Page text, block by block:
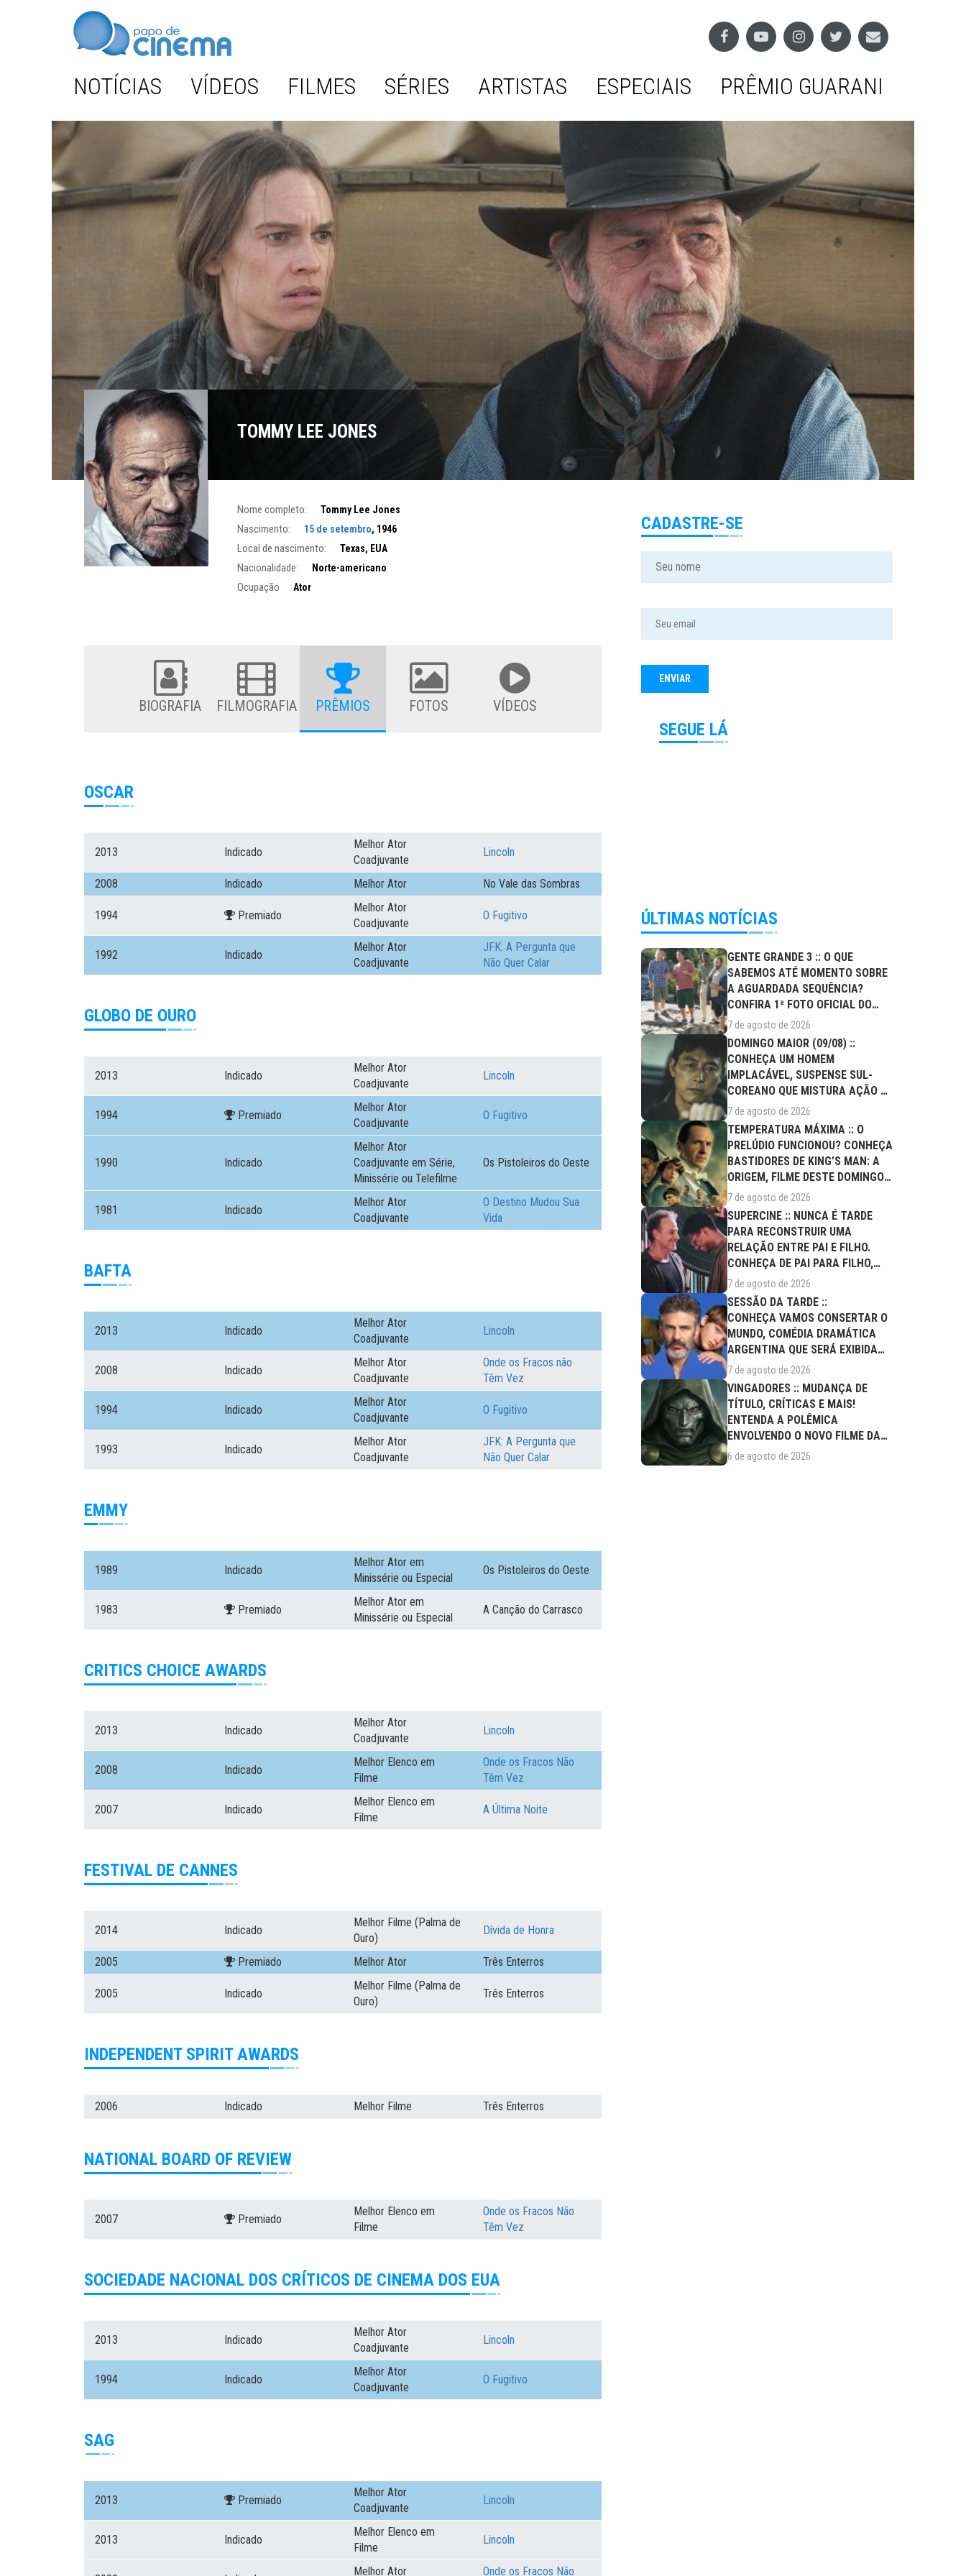
NOTÍCIAS VÍDEOS FILMES SÉRIES ARTISTAS ESPECIAIS PRÊMIO GUARANI
TOMMY LEE JONES
Nome completo: Tommy Lee Jones
Nascimento: 15 de setembro, 1946
Local de nascimento: Texas, EUA
Nacionalidade: Norte-americano
Ocupação Ator
BIOGRAFIA FILMOGRAFIA PRÊMIOS FOTOS VÍDEOS
OSCAR
2013 Indicado
Melhor Ator
Coadjuvante
Lincoln
2008 Indicado Melhor Ator No Vale das Sombras
1994 Premiado
Melhor Ator
Coadjuvante
O Fugitivo
1992 Indicado
Melhor Ator
Coadjuvante
JFK: A Pergunta que
Não Quer Calar
GLOBO DE OURO
2013 Indicado
Melhor Ator
Coadjuvante
Lincoln
1994 Premiado
Melhor Ator
Coadjuvante
O Fugitivo
1990 Indicado
Melhor Ator
Coadjuvante em Série,
Minissérie ou Telefilme
Os Pistoleiros do Oeste
1981 Indicado
Melhor Ator
Coadjuvante
O Destino Mudou Sua
Vida
BAFTA
2013 Indicado
Melhor Ator
Coadjuvante
Lincoln
2008 Indicado
Melhor Ator
Coadjuvante
Onde os Fracos não
Têm Vez
1994 Indicado
Melhor Ator
Coadjuvante
O Fugitivo
1993 Indicado
Melhor Ator
Coadjuvante
JFK: A Pergunta que
Não Quer Calar
EMMY
1989 Indicado
Melhor Ator em
Minissérie ou Especial
Os Pistoleiros do Oeste
1983 Premiado
Melhor Ator em
Minissérie ou Especial
A Canção do Carrasco
CRITICS CHOICE AWARDS
2013 Indicado
Melhor Ator
Coadjuvante
Lincoln
2008 Indicado
Melhor Elenco em
Filme
Onde os Fracos Não
Têm Vez
2007 Indicado
Melhor Elenco em
Filme
A Última Noite
FESTIVAL DE CANNES
2014 Indicado
Melhor Filme (Palma de
Ouro)
Dívida de Honra
2005 Premiado Melhor Ator Três Enterros
2005 Indicado
Melhor Filme (Palma de
Ouro)
Três Enterros
INDEPENDENT SPIRIT AWARDS
2006 Indicado Melhor Filme Três Enterros
NATIONAL BOARD OF REVIEW
2007 Premiado
Melhor Elenco em
Filme
Onde os Fracos Não
Têm Vez
SOCIEDADE NACIONAL DOS CRÍTICOS DE CINEMA DOS EUA
2013 Indicado
Melhor Ator
Coadjuvante
Lincoln
1994 Indicado
Melhor Ator
Coadjuvante
O Fugitivo
SAG
2013 Premiado
Melhor Ator
Coadjuvante
Lincoln
2013 Indicado
Melhor Elenco em
Filme
Lincoln
Melhor Ator Onde os Fracos Não
CADASTRE-SE
SEGUE LÁ
ÚLTIMAS NOTÍCIAS
GENTE GRANDE 3 :: O QUE
SABEMOS ATÉ MOMENTO SOBRE
A AGUARDADA SEQUÊNCIA?
CONFIRA 1ª FOTO OFICIAL DO
ELENCO!
7 de agosto de 2026
DOMINGO MAIOR (09/08) ::
CONHEÇA UM HOMEM
IMPLACÁVEL, SUSPENSE SUL-
COREANO QUE MISTURA AÇÃO E
DRAMA FAMILIAR
7 de agosto de 2026
TEMPERATURA MÁXIMA :: O
PRELÚDIO FUNCIONOU? CONHEÇA
BASTIDORES DE KING’S MAN: A
ORIGEM, FILME DESTE DOMINGO
(09/08)
7 de agosto de 2026
SUPERCINE :: NUNCA É TARDE
PARA RECONSTRUIR UMA
RELAÇÃO ENTRE PAI E FILHO.
CONHEÇA DE PAI PARA FILHO,
FILME DESTE...
7 de agosto de 2026
SESSÃO DA TARDE ::
CONHEÇA VAMOS CONSERTAR O
MUNDO, COMÉDIA DRAMÁTICA
ARGENTINA QUE SERÁ EXIBIDA
NESTA SEXTA (07/08)
7 de agosto de 2026
VINGADORES :: MUDANÇA DE
TÍTULO, CRÍTICAS E MAIS!
ENTENDA A POLÊMICA
ENVOLVENDO O NOVO FILME DA
MARVEL
6 de agosto de 2026